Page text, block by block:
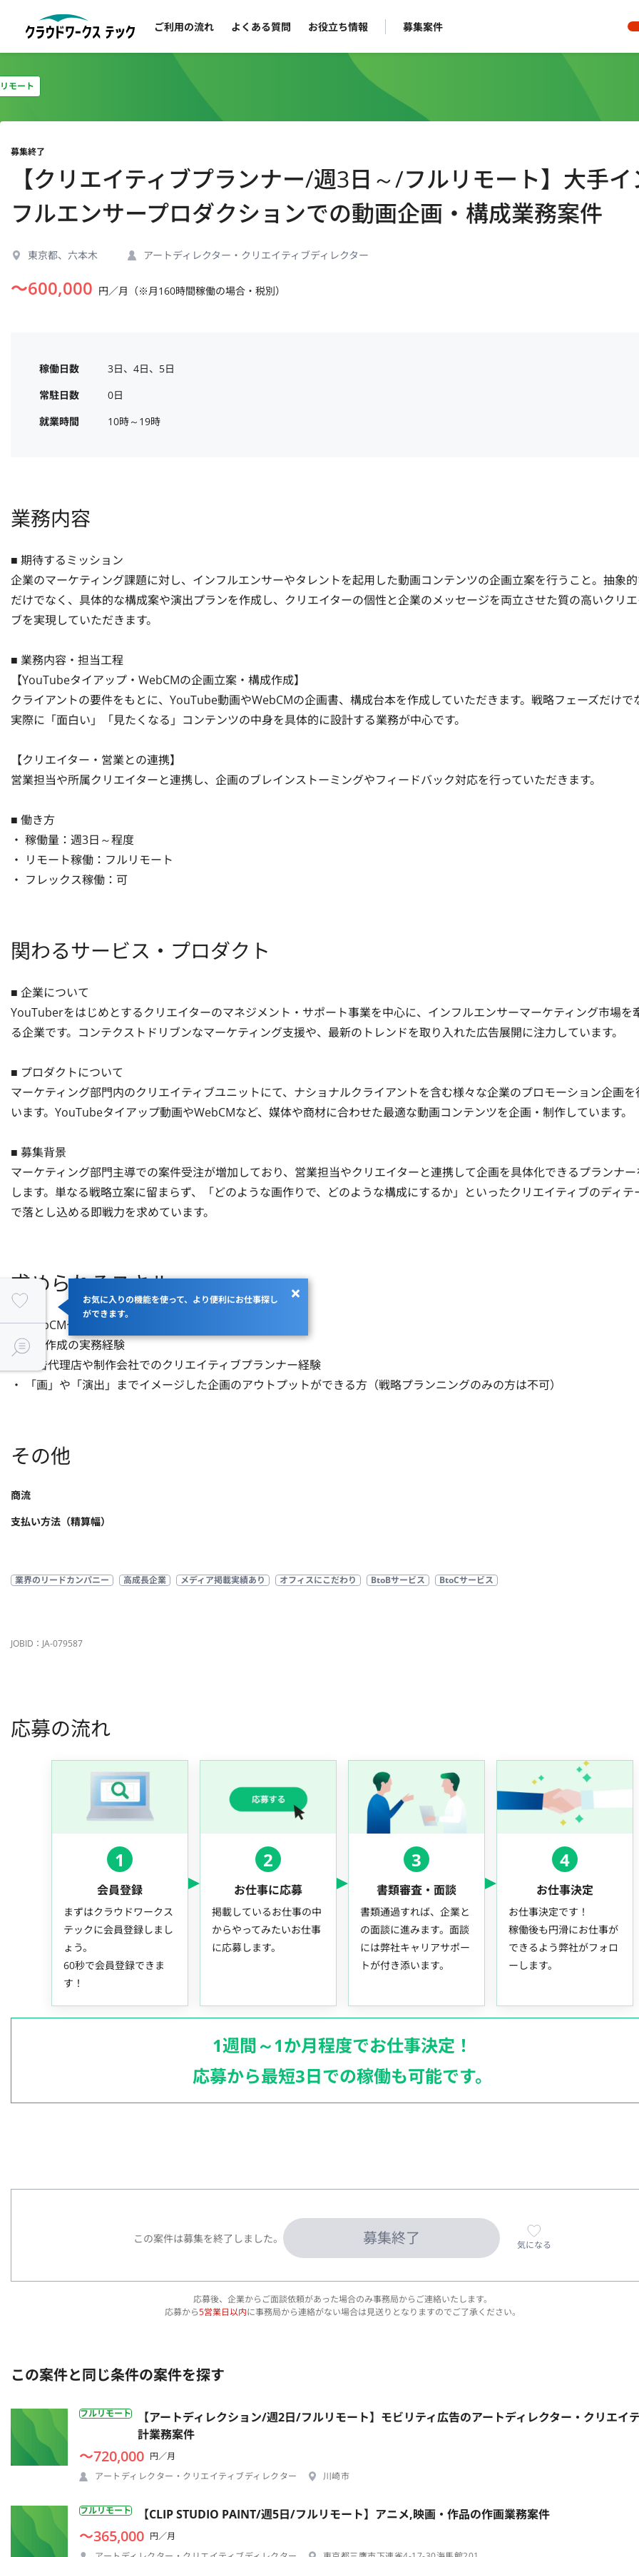
ご利用の流れ よくある質問 お役立ち情報 募集案件
お気に入りの機能を使って、より便利にお仕事探し
ができます。
モート
募集終了
【クリエイティブプランナー/週3日～/フルリモート】大手イ
フルエンサープロダクションでの動画企画・構成業務案件
東京都、六本木 アートディレクター・クリエイティブディレクター
〜600,000 円／月（※月160時間稼働の場合・税別）
稼働日数
3日、4日、5日
常駐日数
0日
就業時間
10時～19時
業務内容
■ 期待するミッション
企業のマーケティング課題に対し、インフルエンサーやタレントを起用した動画コンテンツの企画立案を行うこと。抽象
だけでなく、具体的な構成案や演出プランを作成し、クリエイターの個性と企業のメッセージを両立させた質の高いクリ
ブを実現していただきます。
■ 業務内容・担当工程
【YouTubeタイアップ・WebCMの企画立案・構成作成】
クライアントの要件をもとに、YouTube動画やWebCMの企画書、構成台本を作成していただきます。戦略フェーズだけで
実際に「面白い」「見たくなる」コンテンツの中身を具体的に設計する業務が中心です。
【クリエイター・営業との連携】
営業担当や所属クリエイターと連携し、企画のブレインストーミングやフィードバック対応を行っていただきます。
■ 働き方
・ 稼働量：週3日～程度
・ リモート稼働：フルリモート
・ フレックス稼働：可
関わるサービス・プロダクト
■ 企業について
YouTuberをはじめとするクリエイターのマネジメント・サポート事業を中心に、インフルエンサーマーケティング市場を
る企業です。コンテクストドリブンなマーケティング支援や、最新のトレンドを取り入れた広告展開に注力しています。
■ プロダクトについて
マーケティング部門内のクリエイティブユニットにて、ナショナルクライアントを含む様々な企業のプロモーション企画を
います。YouTubeタイアップ動画やWebCMなど、媒体や商材に合わせた最適な動画コンテンツを企画・制作しています。
■ 募集背景
マーケティング部門主導での案件受注が増加しており、営業担当やクリエイターと連携して企画を具体化できるプランナ
します。単なる戦略立案に留まらず、「どのような画作りで、どのような構成にするか」といったクリエイティブのディテ
で落とし込める即戦力を求めています。
求められるスキル
・ WebCMやYouTube動画における具体的な企画
・構成作成の実務経験
・ 広告代理店や制作会社でのクリエイティブプランナー経験
・ 「画」や「演出」までイメージした企画のアウトプットができる方（戦略プランニングのみの方は不可）
その他
商流
支払い方法（精算幅）
業界のリードカンパニー 高成長企業 メディア掲載実績あり オフィスにこだわり BtoBサービス BtoCサービス
JOBID：JA-079587
応募の流れ
1
会員登録
まずはクラウドワークス
テックに会員登録しまし
ょう。
60秒で会員登録できま
す！
2
お仕事に応募
掲載しているお仕事の中
からやってみたいお仕事
に応募します。
3
書類審査・面談
書類通過すれば、企業と
の面談に進みます。面談
には弊社キャリアサポー
トが付き添います。
4
お仕事決定
お仕事決定です！
稼働後も円滑にお仕事が
できるよう弊社がフォロ
ーします。
1週間～1か月程度でお仕事決定！
応募から最短3日での稼働も可能です。
この案件は募集を終了しました。 募集終了 気になる
応募後、企業からご面談依頼があった場合のみ事務局からご連絡いたします。
応募から5営業日以内に事務局から連絡がない場合は見送りとなりますのでご了承ください。
この案件と同じ条件の案件を探す
フルリモート
【アートディレクション/週2日/フルリモート】モビリティ広告のアートディレクター・クリエイ
計業務案件
〜720,000 円／月
アートディレクター・クリエイティブディレクター
川崎市
フルリモート 【CLIP STUDIO PAINT/週5日/フルリモート】アニメ,映画・作品の作画業務案件
〜365,000 円／月